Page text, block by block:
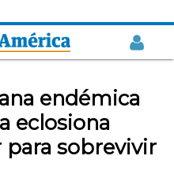
endémica
eclosiona
para sobrevivir